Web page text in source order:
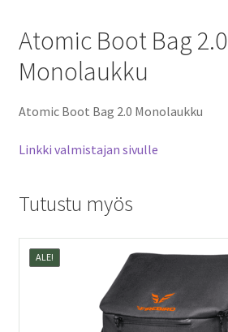
Atomic Boot Bag 2.0
Monolaukku
Atomic Boot Bag 2.0 Monolaukku
Linkki valmistajan sivulle
Tutustu myös
ALE!